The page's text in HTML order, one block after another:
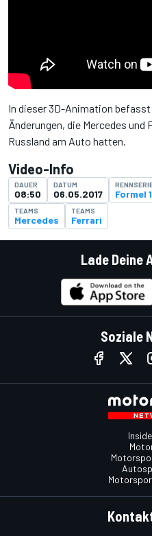
In dieser 3D-Animation
Änderungen, die Mercedes und
Russland am Auto hatten.
Video-Info
DAUER
08:50
DATUM
06.05.2017 Formel 1
TEAMS
Mercedes
TEAMS
Ferrari
Lade Deine
Soziale